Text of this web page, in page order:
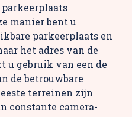
manier bent u
parkeerplaats en
het adres van de
u gebruik van een de
de betrouwbare
terreinen zijn
constante camera-